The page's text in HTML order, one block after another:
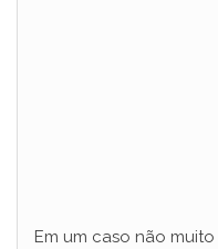
Em um caso não